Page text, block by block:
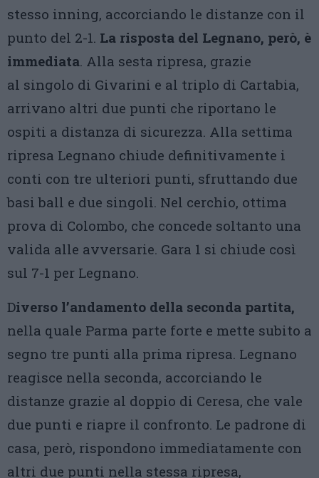
stesso inning, accorciando le distanze con il
punto del 2-1. La risposta del Legnano, però, è
immediata. Alla sesta ripresa, grazie
al singolo di Givarini e al triplo di Cartabia,
arrivano altri due punti che riportano le
ospiti a distanza di sicurezza. Alla settima
ripresa Legnano chiude definitivamente i
conti con tre ulteriori punti, sfruttando due
basi ball e due singoli. Nel cerchio, ottima
prova di Colombo, che concede soltanto una
valida alle avversarie. Gara 1 si chiude così
sul 7-1 per Legnano.
Diverso l’andamento della seconda partita,
nella quale Parma parte forte e mette subito a
segno tre punti alla prima ripresa. Legnano
reagisce nella seconda, accorciando le
distanze grazie al doppio di Ceresa, che vale
due punti e riapre il confronto. Le padrone di
casa, però, rispondono immediatamente con
altri due punti nella stessa ripresa,